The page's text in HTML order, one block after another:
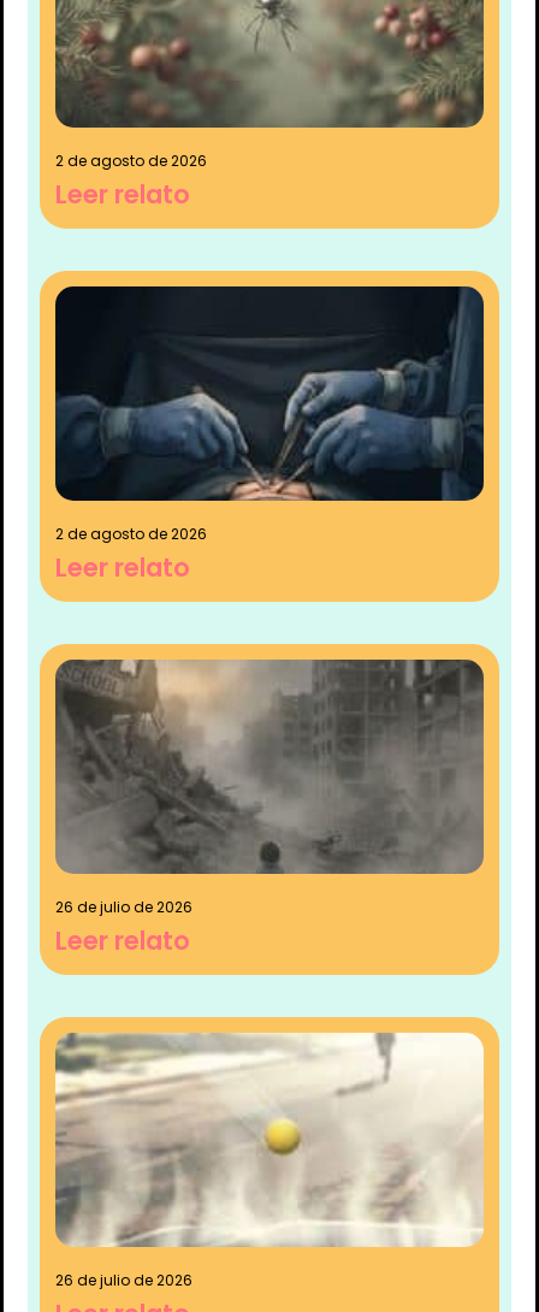
2 de agosto de 2026
Leer relato
2 de agosto de 2026
Leer relato
26 de julio de 2026
Leer relato
26 de julio de 2026